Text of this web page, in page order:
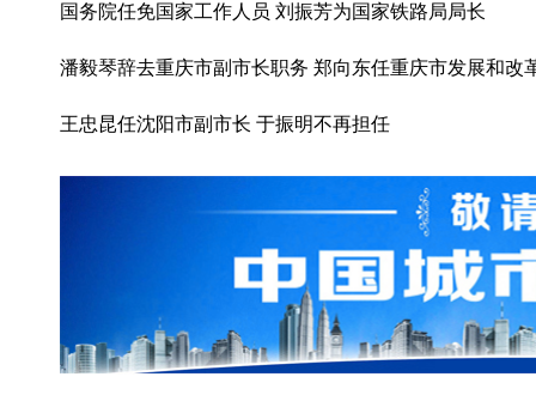
国务院任免国家工作人员 刘振芳为国家铁路局局长
潘毅琴辞去重庆市副市长职务 郑向东任重庆市发展和改
王忠昆任沈阳市副市长 于振明不再担任